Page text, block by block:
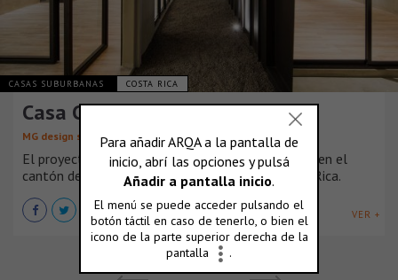
CASAS SUBURBANAS COSTA RICA
Casa Ching
MG design studio
El proyecto está ubicado en una zona residencial, en el
cantón de Tres Ríos, provincia de Cartago, Costa Rica.
VER +